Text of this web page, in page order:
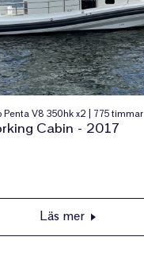
Penta V8 350hk x2 | 775 timmar
Cabin - 2017
Läs mer